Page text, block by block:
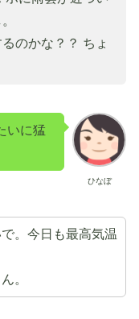
のかな？？ ちょ
ひなぼ
いに猛
。今日も最高気温
。